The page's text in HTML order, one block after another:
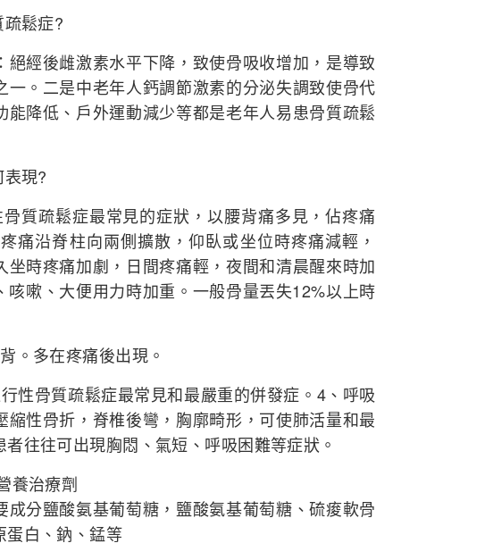
鬆症?
經後雌激素水平下降，致使骨吸收增加，是導致
一。二是中老年人鈣調節激素的分泌失調致使骨代
能降低、戶外運動減少等都是老年人易患骨質疏鬆
現?
疏鬆症最常見的症狀，以腰背痛多見，佔疼痛
痛沿脊柱向兩側擴散，仰臥或坐位時疼痛減輕，
坐時疼痛加劇，日間疼痛輕，夜間和清晨醒來時加
咳嗽、大便用力時加重。一般骨量丟失12%以上時
多在疼痛後出現。
骨質疏鬆症最常見和最嚴重的併發症。4、呼吸
縮性骨折，脊椎後彎，胸廓畸形，可使肺活量和最
往往可出現胸悶、氣短、呼吸困難等症狀。
養治療劑
成分鹽酸氨基葡萄糖，鹽酸氨基葡萄糖、硫痠軟骨
蛋白、鈉、錳等